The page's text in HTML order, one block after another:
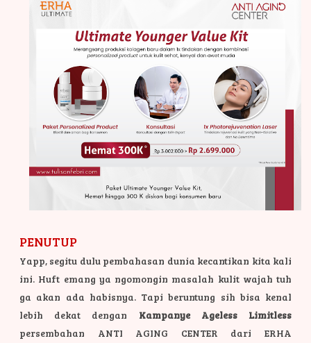
PENUTUP
Yapp, segitu dulu pembahasan dunia kecantikan kita kali
ini. Huft emang ya ngomongin masalah kulit wajah tuh
ga akan ada habisnya. Tapi beruntung sih bisa kenal
lebih dekat dengan Kampanye Ageless Limitless
persembahan ANTI AGING CENTER dari ERHA